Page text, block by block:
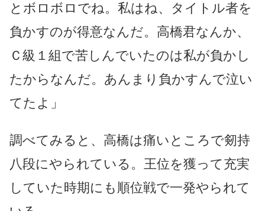
とボロボロでね。私はね、タイトル者を
負かすのが得意なんだ。高橋君なんか、
Ｃ級１組で苦しんでいたのは私が負かし
たからなんだ。あんまり負かすんで泣い
てたよ」
調べてみると、高橋は痛いところで剱持
八段にやられている。王位を獲って充実
していた時期にも順位戦で一発やられて